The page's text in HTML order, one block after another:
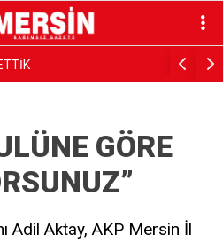
SAHADAKİ ÇALIŞMALARI YERİNDE
GÖRE
Adil Aktay, AKP Mersin İl